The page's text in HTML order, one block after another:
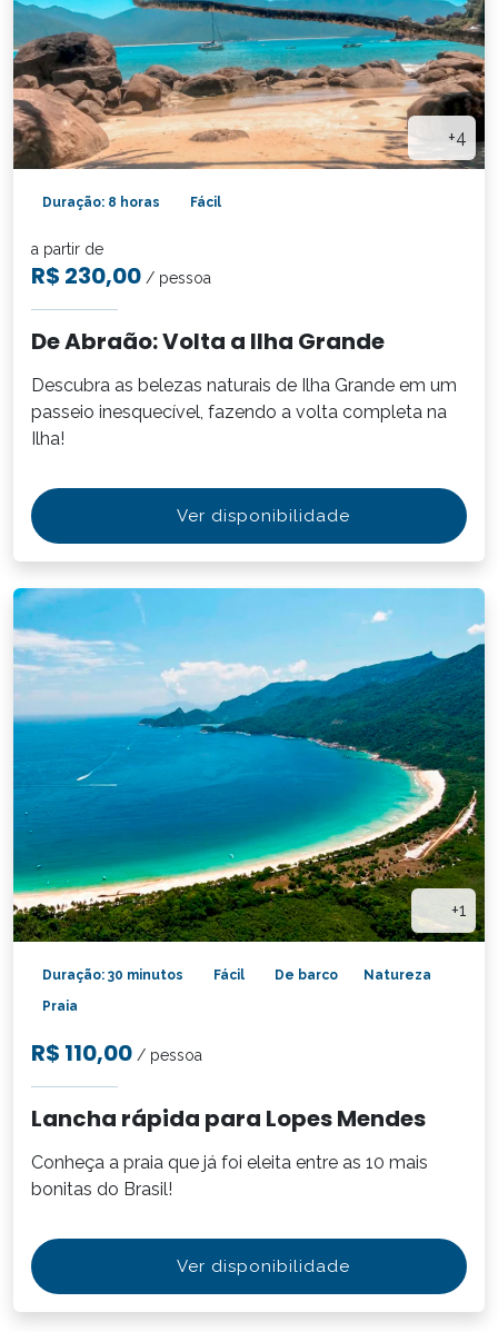
+4
Duração: 8 horas Fácil
a partir de
R$ 230,00 / pessoa
De Abraão: Volta a Ilha Grande
Descubra as belezas naturais de Ilha Grande em um
passeio inesquecível, fazendo a volta completa na
Ilha!
Ver disponibilidade
+1
Duração: 30 minutos Fácil De barco
Natureza
Praia
R$ 110,00 / pessoa
Lancha rápida para Lopes Mendes
Conheça a praia que já foi eleita entre as 10 mais
bonitas do Brasil!
Ver disponibilidade